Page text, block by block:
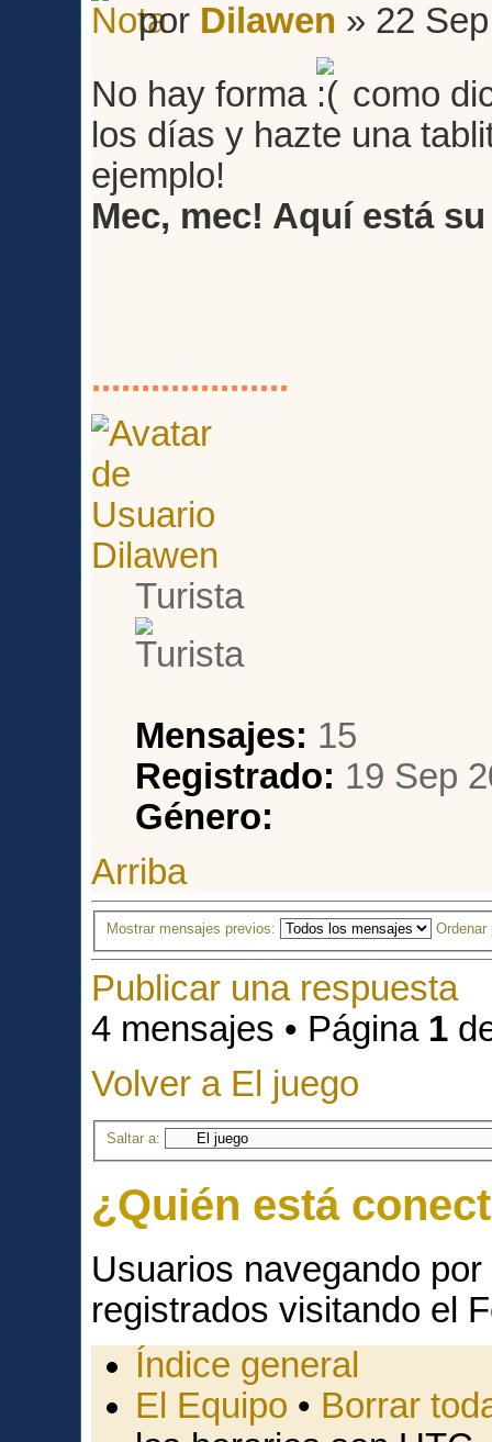
por Dilawen » 22
No hay forma
como
los días y hazte una
ejemplo!
Mec, mec! Aquí está
....................
Dilawen
Turista
Mensajes: 15
Registrado: 19 Sep
Género:
Arriba
Mostrar mensajes previos:
Publicar una respuesta
4 mensajes • Página 1
Volver a El juego
Saltar a:
¿Quién está
Usuarios navegando
registrados visitando el
Índice general
El Equipo • Borrar